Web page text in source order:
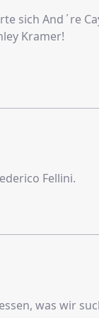
sich And΄re
Kramer!
Fellini.
was wir